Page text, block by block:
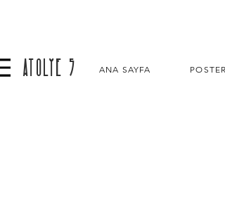
ATOLYE 5 ANA SAYFA POSTER